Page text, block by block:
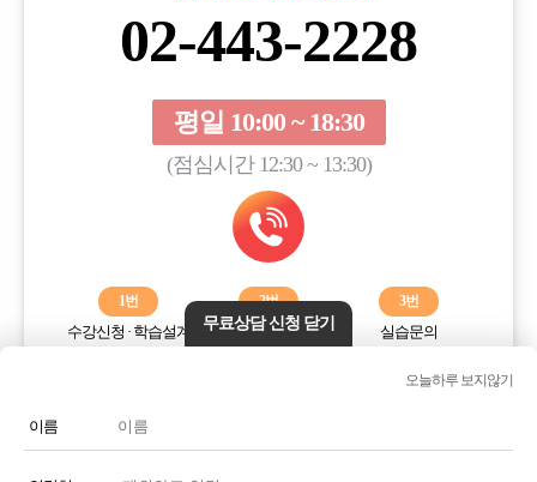
02-443-2228
평일 10:00 ~ 18:30
(점심시간 12:30 ~ 13:30)
1번
수강신청 · 학습설계
2번
학습오류해결
3번
실습문의
전화번호 또는 전화기 모양 아이콘을 클릭하시면 전화통화가
무료상담 신청 닫기
오늘하루 보지않기
이름